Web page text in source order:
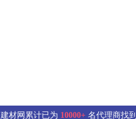
建材网累计已为 10000+ 名代理商找